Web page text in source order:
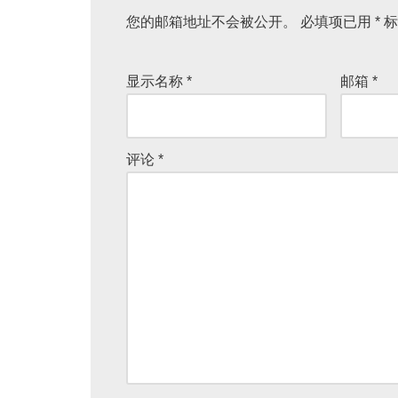
您的邮箱地址不会被公开。 必填项已用 *
显示名称 * 邮箱*
评论 *